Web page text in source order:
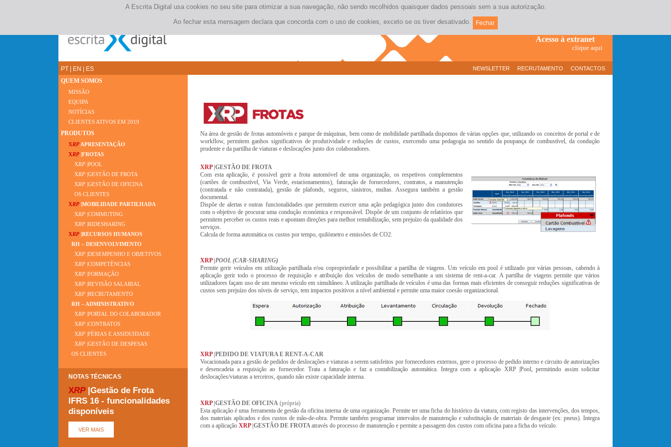
(+351) 21 381 17 10
Contacte-nos
A Escrita Digital usa cookies no seu site para otimizar a sua navegação, não sendo recolhidos quaisquer dados pessoais sem a sua autorização.
Ao fechar esta mensagem declara que concorda com o uso de cookies, exceto se os tiver desativado.
Fechar
Acesso à extranet
clique aqui
PT EN ES NEWSLETTER RECRUTAMENTO CONTACTOS
QUEM SOMOS
MISSÃO
EQUIPA
NOTÍCIAS
CLIENTES ATIVOS EM 2019
PRODUTOS
XRP APRESENTAÇÃO
XRP |FROTAS
XRP |POOL
XRP |GESTÃO DE FROTA
XRP |GESTÃO DE OFICINA
OS CLIENTES
XRP |MOBILIDADE PARTILHADA
XRP |COMMUTING
XRP |RIDESHARING
XRP |RECURSOS HUMANOS
RH – DESENVOLVIMENTO
XRP |DESEMPENHO E OBJETIVOS
XRP |COMPETÊNCIAS
XRP |FORMAÇÃO
XRP |REVISÃO SALARIAL
XRP |RECRUTAMENTO
RH – ADMINISTRATIVO
XRP |PORTAL DO COLABORADOR
XRP |CONTRATOS
XRP |FÉRIAS E ASSIDUIDADE
XRP |GESTÃO DE DESPESAS
OS CLIENTES
NOTAS TÉCNICAS
XRP|Gestão de Frota
IFRS 16 - funcionalidades
disponíveis
Na área de gestão de frotas automóveis e parque de máquinas, bem como de mobilidade partilhada dispomos de várias opções que, utilizando os conceitos de portal e de
workflow, permitem ganhos significativos de produtividade e reduções de custos, exercendo uma pedagogia no sentido da poupança de combustível, da condução
prudente e da partilha de viaturas e deslocações junto dos colaboradores.
XRP |GESTÃO DE FROTA
Com esta aplicação, é possível gerir a frota automóvel de uma organização, os respetivos complementos
(cartões de combustível, Via Verde, estacionamentos), faturação de fornecedores, contratos, a manutenção
(contratada e não contratada), gestão de plafonds, seguros, sinistros, multas. Assegura também a gestão
documental.
Dispõe de alertas e outras funcionalidades que permitem exercer uma ação pedagógica junto dos condutores
com o objetivo de procurar uma condução económica e responsável. Dispõe de um conjunto de relatórios que
permitem perceber os custos reais e apontam direções para melhor rentabilização, sem prejuízo da qualidade dos
serviços.
Calcula de forma automática os custos por tempo, quilómetro e emissões de CO2.
XRP| POOL (CAR-SHARING)
Permite gerir veículos em utilização partilhada e/ou copropriedade e possibilitar a partilha de viagens. Um veículo em pool é utilizado por várias pessoas, cabendo à
aplicação gerir todo o processo de requisição e atribuição dos veículos de modo semelhante a um sistema de rent-a-car. A partilha de viagens permite que vários
utilizadores façam uso de um mesmo veículo em simultâneo. A utilização partilhada de veículos é uma das formas mais eficientes de conseguir reduções significativas de
custos sem prejuízo dos níveis de serviço, tem impactos positivos a nível ambiental e permite uma maior coesão organizacional.
XRP |PEDIDO DE VIATURA E RENT-A-CAR
Vocacionada para a gestão de pedidos de deslocações e viaturas a serem satisfeitos por fornecedores externos, gere o processo de pedido interno e circuito de autorizações
e desencadeia a requisição ao fornecedor. Trata a faturação e faz a contabilização automática. Integra com a aplicação XRP |Pool, permitindo assim solicitar
deslocações/viaturas a terceiros, quando não existe capacidade interna.
XRP |GESTÃO DE OFICINA (própria)
Esta aplicação é uma ferramenta de gestão da oficina interna de uma organização. Permite ter uma ficha do histórico da viatura, com registo das intervenções, dos tempos,
dos materiais aplicados e dos custos de mão-de-obra. Permite também programar intervalos de manutenção e substituição de materiais de desgaste (ex: pneus). Integra
com a aplicação XRP |GESTÃO DE FROTAatravés do processo de manutenção e permite a passagem dos custos com oficina para a ficha do veículo.